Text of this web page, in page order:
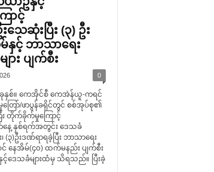
ာင့်
သေဆုံးပြီး (၃) ဦး
နှင့် ဘာသာရေး
း ပျက်စီး
0
ခုနှစ်။ ကေအိုင်စီ ကေအဲန်ယူ-ကရင်
ြော်/ဖာပွန်ခရိုင်တွင် စစ်အုပ်စု၏
တိုက်ခိုက်မှုကြောင့်
ေ့ နှစ်ရက်အတွင်း ဒေသခံ
(၃)ဦးဒဏ်ရာရခဲ့ပြီး ဘာသာရေး
ေအိမ်(၄၀) ထက်မနည်း ပျက်စီး
င့်ဒေသခံများထံမှ သိရသည်။ ပြီးခဲ့